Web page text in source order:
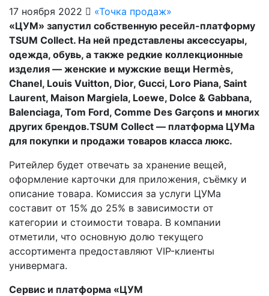
17 ноября 2022
«Точка продаж»
«ЦУМ» запустил собственную ресейл-платформу
TSUM Collect. На ней представлены аксессуары,
одежда, обувь, а также редкие коллекционные
изделия — женские и мужские вещи Hermès,
Chanel, Louis Vuitton, Dior, Gucci, Loro Piana, Saint
Laurent, Maison Margiela, Loewe, Dolce & Gabbana,
Balenciaga, Tom Ford, Comme Des Garçons и многих
других брендов.TSUM Collect — платформа ЦУМа
для покупки и продажи товаров класса люкс.
Ритейлер будет отвечать за хранение вещей,
оформление карточки для приложения, съёмку и
описание товара. Комиссия за услуги ЦУМа
составит от 15% до 25% в зависимости от
категории и стоимости товара. В компании
отметили, что основную долю текущего
ассортимента предоставляют VIP-клиенты
универмага.
Сервис и платформа «ЦУМ